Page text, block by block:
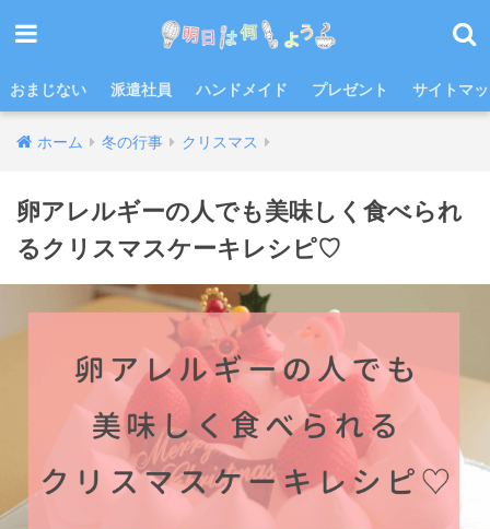
おまじない 派遣社員 ハンドメイド プレゼント サイトマ
ホーム 冬の行事 クリスマス
卵アレルギーの人でも美味しく食べられ
るクリスマスケーキレシピ♡